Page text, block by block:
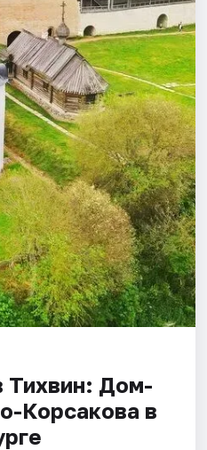
Тихвин: Дом-
Корсакова в